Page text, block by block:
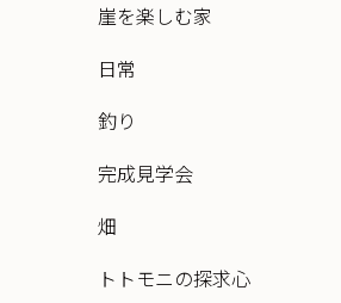
崖を楽しむ家
日常
釣り
完成見学会
畑
トトモニの探求心